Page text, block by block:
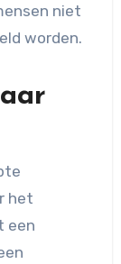
niet
worden.
het
een